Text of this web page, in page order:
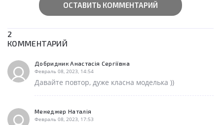
ОСТАВИТЬ КОММЕНТАРИЙ
2
КОММЕНТАРИЙ
Добридник Анастасія Сергіївна
Февраль 08, 2023, 14:54
Давайте повтор, дуже класна моделька ))
Менеджер Наталія
Февраль 08, 2023, 17:53